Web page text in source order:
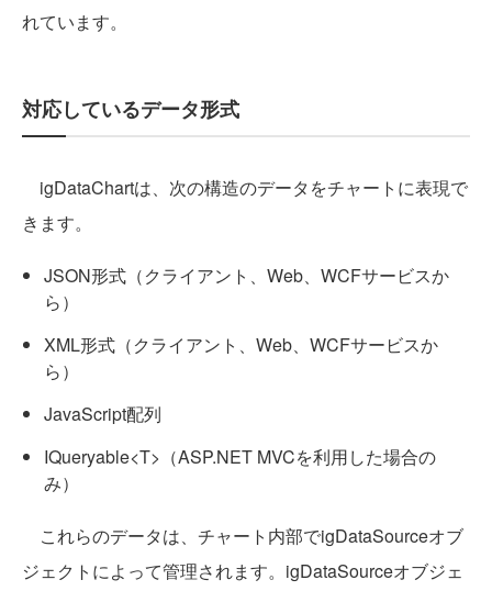
れています。
対応しているデータ形式
igDataChartは、次の構造のデータをチャートに表現で
きます。
JSON形式（クライアント、Web、WCFサービスか
ら）
XML形式（クライアント、Web、WCFサービスか
ら）
JavaScript配列
IQueryable<T>（ASP.NET MVCを利用した場合の
み）
これらのデータは、チャート内部でigDataSourceオブ
ジェクトによって管理されます。igDataSourceオブジェ